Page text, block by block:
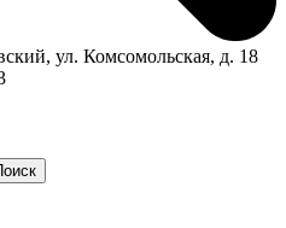
ул. Комсомольская, д. 18